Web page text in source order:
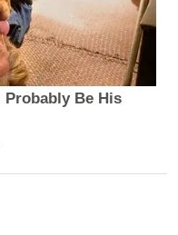
Probably Be His